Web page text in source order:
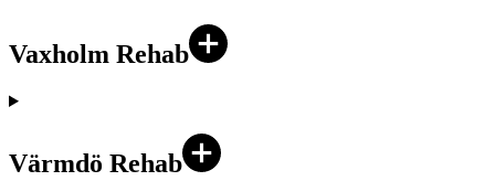
Vaxholm Rehab
Värmdö Rehab